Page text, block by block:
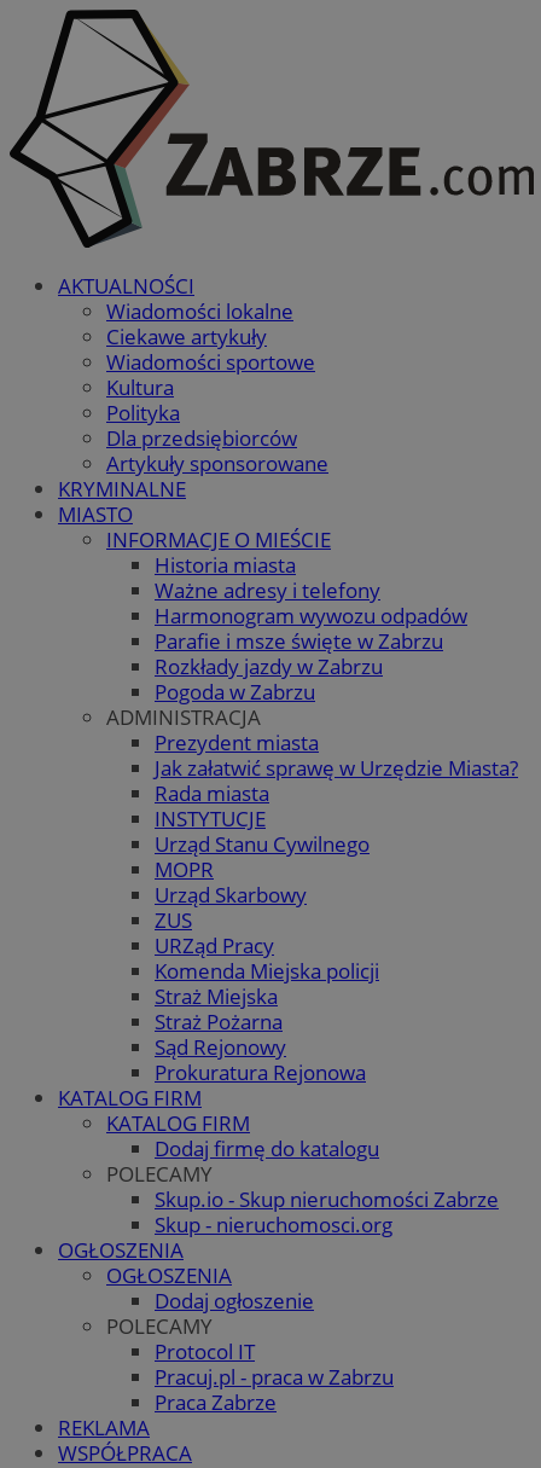
AKTUALNOŚCI
Wiadomości lokalne
Ciekawe artykuły
Wiadomości sportowe
Kultura
Polityka
Dla przedsiębiorców
Artykuły sponsorowane
KRYMINALNE
MIASTO
INFORMACJE O MIEŚCIE
Historia miasta
Ważne adresy i telefony
Harmonogram wywozu odpadów
Parafie i msze święte w Zabrzu
Rozkłady jazdy w Zabrzu
Pogoda w Zabrzu
ADMINISTRACJA
Prezydent miasta
Jak załatwić sprawę w Urzędzie Miasta?
Rada miasta
INSTYTUCJE
Urząd Stanu Cywilnego
MOPR
Urząd Skarbowy
ZUS
URZąd Pracy
Komenda Miejska policji
Straż Miejska
Straż Pożarna
Sąd Rejonowy
Prokuratura Rejonowa
KATALOG FIRM
KATALOG FIRM
Dodaj firmę do katalogu
POLECAMY
Skup.io - Skup nieruchomości Zabrze
Skup - nieruchomosci.org
OGŁOSZENIA
OGŁOSZENIA
Dodaj ogłoszenie
POLECAMY
Protocol IT
Pracuj.pl - praca w Zabrzu
Praca Zabrze
REKLAMA
WSPÓŁPRACA